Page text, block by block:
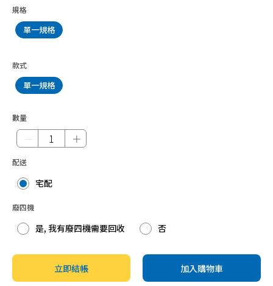
Whirlpool惠而浦
SOWA 首華
規格
單一規格
款式
單一規格
數量
＋
配送
宅配
廢四機
是, 我有廢四機需要回收 否
立即結帳 加入購物車